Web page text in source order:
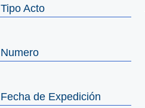
Tipo Acto
Numero
Fecha de Expedición